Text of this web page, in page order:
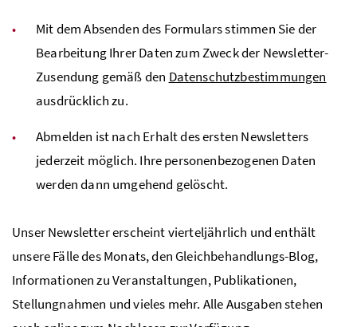
Mit dem Absenden des Formulars stimmen Sie der
Bearbeitung Ihrer Daten zum Zweck der Newsletter-
Zusendung gemäß den Datenschutzbestimmungen
ausdrücklich zu.
Abmelden ist nach Erhalt des ersten Newsletters
jederzeit möglich. Ihre personenbezogenen Daten
werden dann umgehend gelöscht.
Unser Newsletter erscheint vierteljährlich und enthält
unsere Fälle des Monats, den Gleichbehandlungs-Blog,
Informationen zu Veranstaltungen, Publikationen,
Stellungnahmen und vieles mehr. Alle Ausgaben stehen